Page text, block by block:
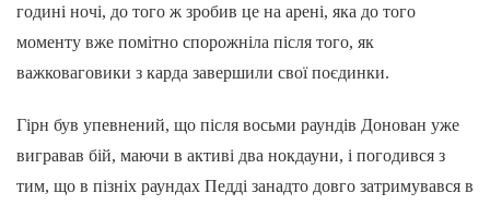
годині ночі, до того ж зробив це на арені, яка до того
моменту вже помітно спорожніла після того, як
важковаговики з карда завершили свої поєдинки.
Гірн був упевнений, що після восьми раундів Донован уже
вигравав бій, маючи в активі два нокдауни, і погодився з
тим, що в пізніх раундах Педді занадто довго затримувався в